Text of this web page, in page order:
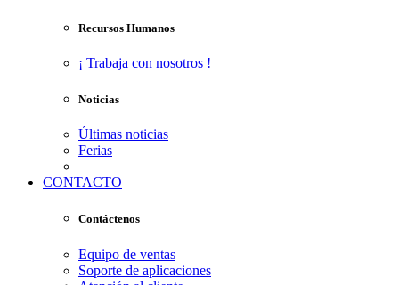
Recursos Humanos
¡ Trabaja con nosotros !
Noticias
Últimas noticias
Ferias
CONTACTO
Contáctenos
Equipo de ventas
Soporte de aplicaciones